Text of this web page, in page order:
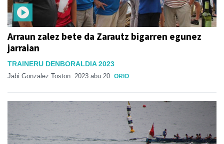
Arraun zalez bete da Zarautz bigarren egunez
jarraian
TRAINERU DENBORALDIA 2023
Jabi Gonzalez Toston 2023 abu 20 ORIO